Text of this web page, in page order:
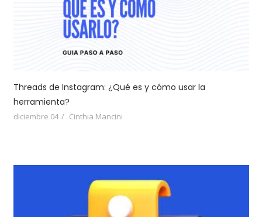
Threads de Instagram: ¿Qué es y cómo usar la
herramienta?
diciembre 04 Cinthia Mancini